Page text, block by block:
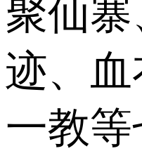
聚仙
迹、
一教